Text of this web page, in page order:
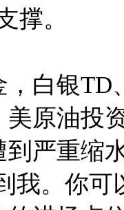
撑。
白银TD
原油投
到严重缩
我。你可